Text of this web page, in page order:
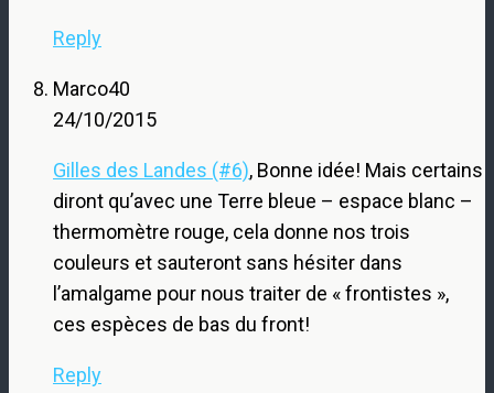
Reply
Marco40
24/10/2015
Gilles des Landes (#6), Bonne idée! Mais certains
diront qu’avec une Terre bleue – espace blanc –
thermomètre rouge, cela donne nos trois
couleurs et sauteront sans hésiter dans
l’amalgame pour nous traiter de « frontistes »,
ces espèces de bas du front!
Reply